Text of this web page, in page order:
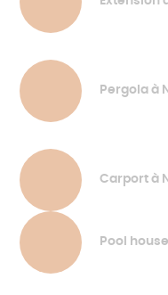
Pergola à
Carport à
Pool